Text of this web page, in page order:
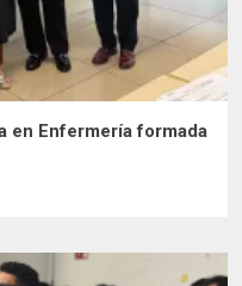
en Enfermería formada